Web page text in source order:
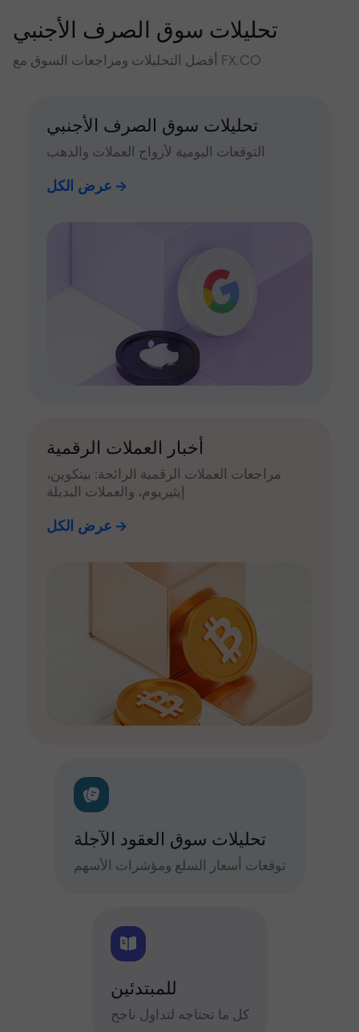
تحليلات سوق الصرف الأجنبي
أفضل التحليلات ومراجعات السوق مع FX.CO
تحليلات سوق الصرف الأجنبي
التوقعات اليومية لأزواج العملات والذهب
عرض الكل
أخبار العملات الرقمية
مراجعات العملات الرقمية الرائجة: بيتكوين،
إيثيريوم، والعملات البديلة
عرض الكل
تحليلات سوق العقود الآجلة
توقعات أسعار السلع ومؤشرات الأسهم
للمبتدئين
كل ما تحتاجه لتداول ناجح